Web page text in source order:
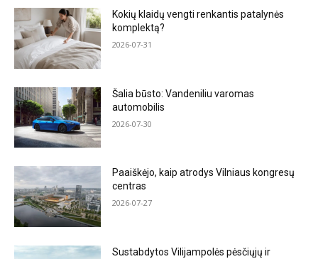
Kokių klaidų vengti renkantis patalynės
komplektą?
2026-07-31
Šalia būsto: Vandeniliu varomas
automobilis
2026-07-30
Paaiškėjo, kaip atrodys Vilniaus kongresų
centras
2026-07-27
Sustabdytos Vilijampolės pėsčiųjų ir